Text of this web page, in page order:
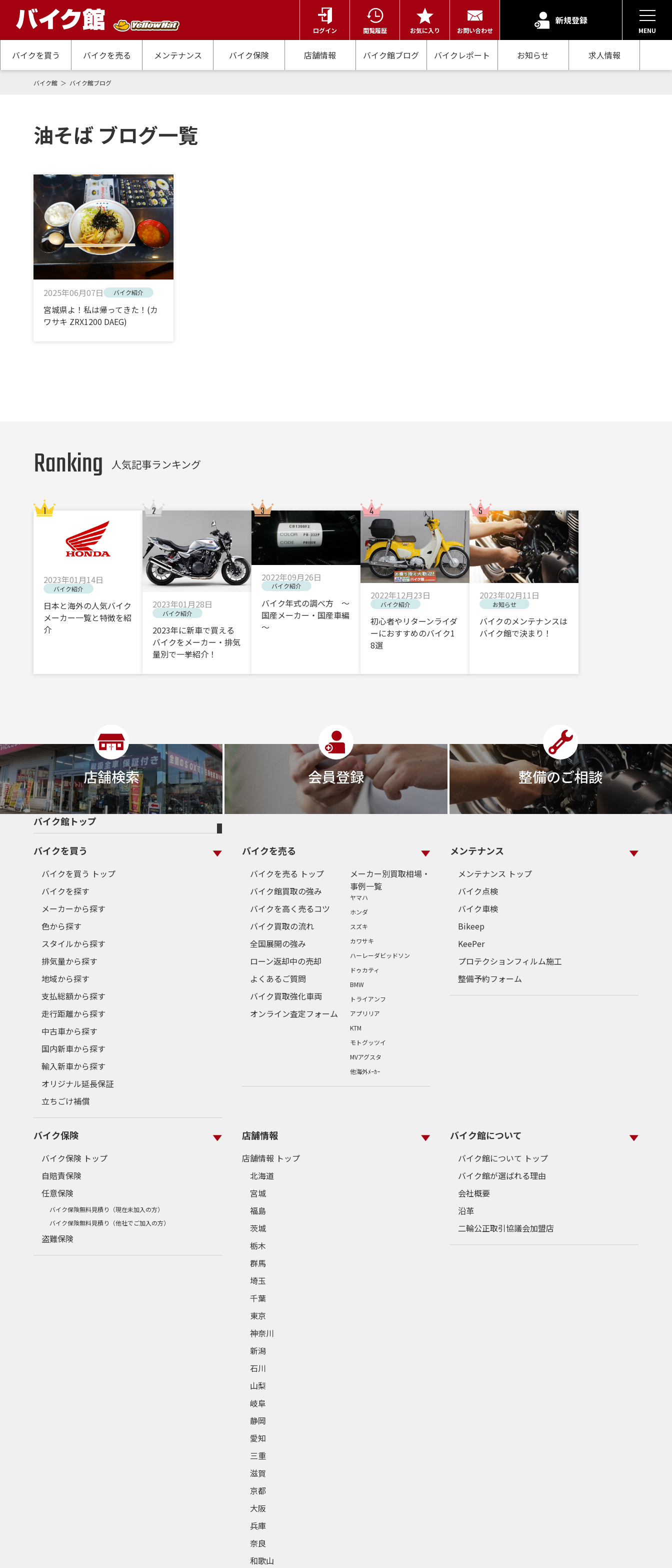
ログイン 閲覧履歴 お気に入り お問い合わせ
新規登録
MENU
バイクを買う バイクを売る メンテナンス バイク保険 店舗情報 バイク館ブログ バイクレポート お知らせ 求人情報
バイク館 バイク館ブログ
油そば ブログ一覧
2025年06月07日 バイク紹介
宮城県よ！私は帰ってきた！(カ
ワサキ ZRX1200 DAEG)
Ranking 人気記事ランキング
2023年01月14日
バイク紹介
日本と海外の人気バイク
メーカー一覧と特徴を紹
介
2023年01月28日
バイク紹介
2023年に新車で買える
バイクをメーカー・排気
量別で一挙紹介！
2022年09月26日
バイク紹介
バイク年式の調べ方 ～
国産メーカー・国産車編
～
2022年12月23日
バイク紹介
初心者やリターンライダ
ーにおすすめのバイク1
8選
2023年02月11日
お知らせ
バイクのメンテナンスは
バイク館で決まり！
店舗検索 会員登録 整備のご相談
バイク館トップ
バイクを買う
バイクを買う トップ
バイクを探す
メーカーから探す
色から探す
スタイルから探す
排気量から探す
地域から探す
支払総額から探す
走行距離から探す
中古車から探す
国内新車から探す
輸入新車から探す
オリジナル延長保証
立ちごけ補償
バイクを売る
バイクを売る トップ
バイク館買取の強み
バイクを高く売るコツ
バイク買取の流れ
全国展開の強み
ローン返却中の売却
よくあるご質問
バイク買取強化車両
オンライン査定フォーム
メーカー別買取相場・
事例一覧
ヤマハ
ホンダ
スズキ
カワサキ
ハーレーダビッドソン
ドゥカティ
BMW
トライアンフ
アプリリア
KTM
モトグッツイ
MVアグスタ
他海外ﾒｰｶｰ
メンテナンス
メンテナンス トップ
バイク点検
バイク車検
Bikeep
KeePer
プロテクションフィルム施工
整備予約フォーム
バイク保険
バイク保険 トップ
自賠責保険
任意保険
バイク保険無料見積り（現在未加入の方）
バイク保険無料見積り（他社でご加入の方）
盗難保険
店舗情報
店舗情報 トップ
北海道
宮城
福島
茨城
栃木
群馬
埼玉
千葉
東京
神奈川
新潟
石川
山梨
岐阜
静岡
愛知
三重
滋賀
京都
大阪
兵庫
奈良
和歌山
バイク館について
バイク館について トップ
バイク館が選ばれる理由
会社概要
沿革
二輪公正取引協議会加盟店